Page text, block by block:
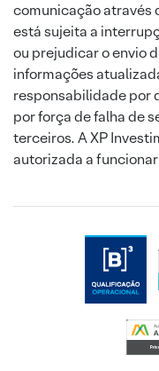
comunicação através
está sujeita a
ou prejudicar o envio
informações
responsabilidade por
por força de falha de
terceiros. A XP
autorizada a